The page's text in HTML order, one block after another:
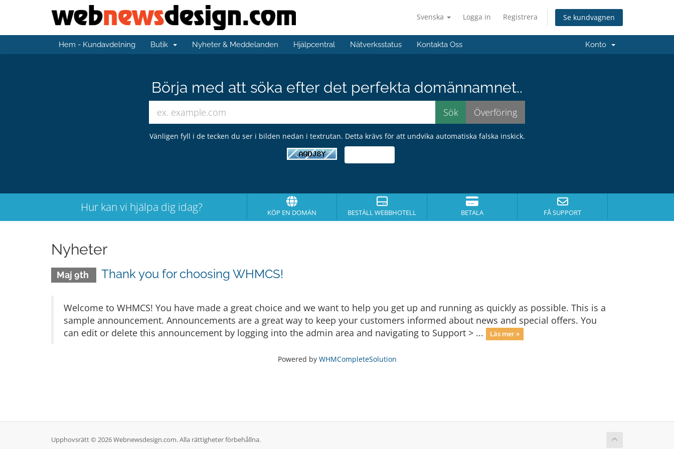
Svenska Logga in Registrera Se kundvagnen
Hem - Kundavdelning Butik Nyheter & Meddelanden Hjälpcentral Nätverksstatus Kontakta Oss Konto
Börja med att söka efter det perfekta domännamnet..
Vänligen fyll i de tecken du ser i bilden nedan i textrutan. Detta krävs för att undvika automatiska falska inskick.
Hur kan vi hjälpa dig idag? KÖP EN DOMÄN BESTÄLL WEBBHOTELL BETALA FÅ SUPPORT
Nyheter
Maj 9th Thank you for choosing WHMCS!
Welcome to WHMCS! You have made a great choice and we want to help you get up and running as quickly as possible. This is a
sample announcement. Announcements are a great way to keep your customers informed about news and special offers. You
can edit or delete this announcement by logging into the admin area and navigating to Support > ...
Läs mer »
Powered by WHMCompleteSolution
Upphovsrätt © 2026 Webnewsdesign.com. Alla rättigheter förbehållna.